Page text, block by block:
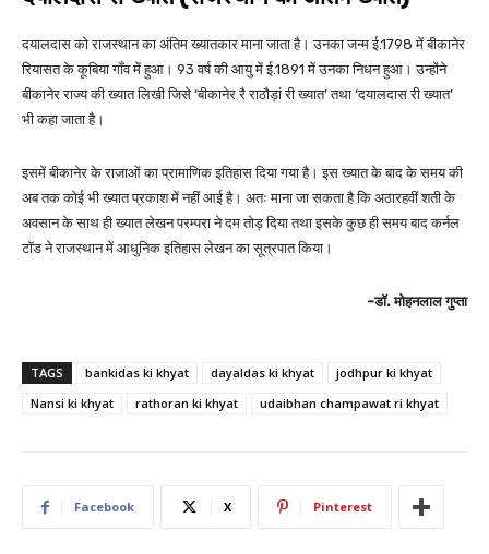
दयालदास को राजस्थान का अंतिम ख्यातकार माना जाता है। उनका जन्म ई.1798 में बीकानेर
रियासत के कूबिया गाँव में हुआ। 93 वर्ष की आयु में ई.1891 में उनका निधन हुआ। उन्होंने
बीकानेर राज्य की ख्यात लिखी जिसे ‘बीकानेर रै राठौड़ां री ख्यात’ तथा ‘दयालदास री ख्यात’
भी कहा जाता है।
इसमें बीकानेर के राजाओं का प्रामाणिक इतिहास दिया गया है। इस ख्यात के बाद के समय की
अब तक कोई भी ख्यात प्रकाश में नहीं आई है। अतः माना जा सकता है कि अठारहवीं शती के
अवसान के साथ ही ख्यात लेखन परम्परा ने दम तोड़ दिया तथा इसके कुछ ही समय बाद कर्नल
टॉड ने राजस्थान में आधुनिक इतिहास लेखन का सूत्रपात किया।
-डॉ. मोहनलाल गुप्ता
TAGS bankidas ki khyat dayaldas ki khyat
jodhpur ki khyat
Nansi ki khyat
rathoran ki khyat udaibhan champawat ri khyat
Facebook X Pinterest